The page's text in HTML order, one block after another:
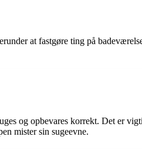
at fastgøre ting på
og opbevares korrekt. Det er
mister sin sugeevne.